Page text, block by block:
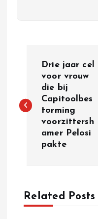
s
v
Drie jaar cel
voor vrouw
die bij
Capitoolbes
torming
voorzittersh
amer Pelosi
pakte
Related Posts